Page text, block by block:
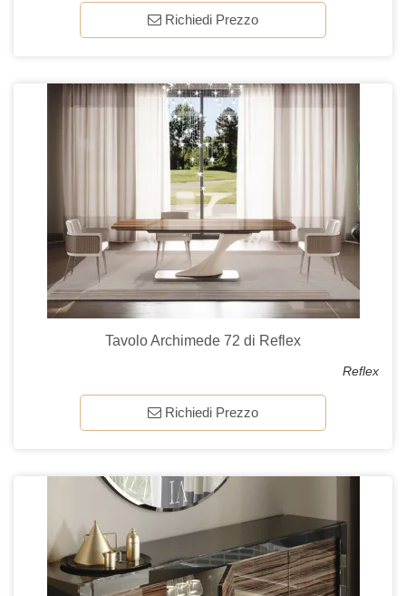
Richiedi Prezzo
Tavolo Archimede 72 di Reflex
Reflex
Richiedi Prezzo